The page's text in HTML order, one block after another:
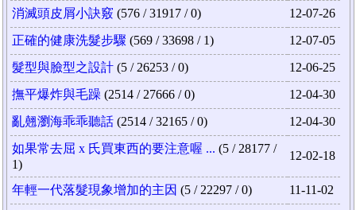
消滅頭皮屑小訣竅 (576 / 31917 / 0)
12-07-26
正確的健康洗髮步驟 (569 / 33698 / 1)
12-07-05
髮型與臉型之設計 (5 / 26253 / 0)
12-06-25
撫平爆炸與毛躁 (2514 / 27666 / 0)
12-04-30
亂翹瀏海乖乖聽話 (2514 / 32165 / 0)
12-04-30
如果常去屈 x 氏買東西的要注意喔 ... (5 / 28177 /
1)
12-02-18
年輕一代落髮現象增加的主因 (5 / 22297 / 0)
11-11-02